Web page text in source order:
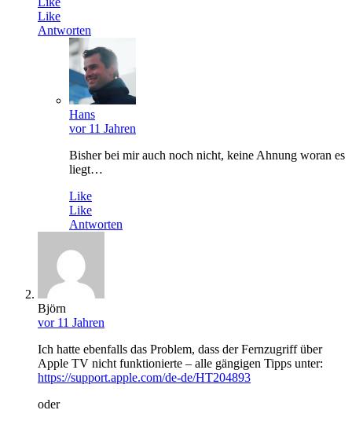
Like
Antworten
Hans
vor 11 Jahren
Bisher bei mir auch noch nicht, keine Ahnung woran es
liegt…
Like
Like
Antworten
Björn
vor 11 Jahren
Ich hatte ebenfalls das Problem, dass der Fernzugriff über
Apple TV nicht funktionierte – alle gängigen Tipps unter:
https://support.apple.com/de-de/HT204893
oder